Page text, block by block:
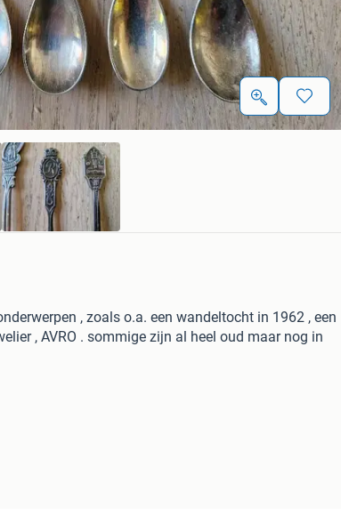
, zoals o.a. een wandeltocht in 1962 , een
, AVRO . sommige zijn al heel oud maar nog in
verzendkosten geldt bij aankoop van 1 lepeltje )